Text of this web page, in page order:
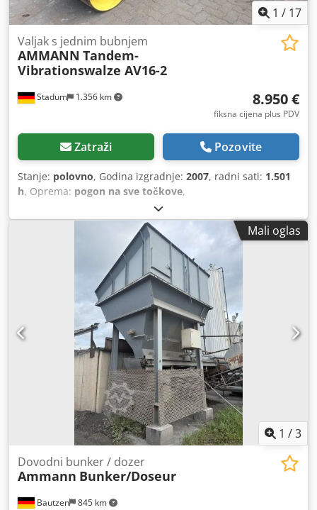
1 / 17
Stadum 1.356 km
Valjak s jednim bubnjem
AMMANN Tandem-
Vibrationswalze AV16-2
8.950 €
fiksna cijena plus PDV
Zatraži Pozovite
Stanje: polovno, Godina izgradnje: 2007, radni sati: 1.501
h, Oprema: pogon na sve točkove,
Mali oglas
1 /3
Bautzen 845 km
Dovodni bunker / dozer
Ammann Bunker/Doseur